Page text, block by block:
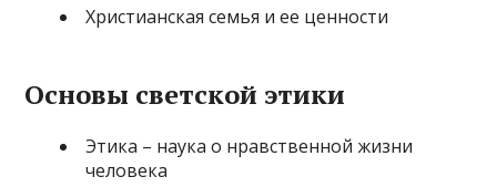
Христианская семья и ее ценности
Основы светской этики
Этика – наука о нравственной жизни
человека